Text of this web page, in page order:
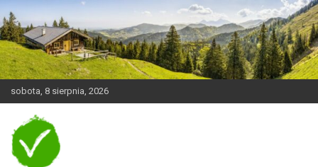
Skip
to
content
sobota, 8 sierpnia, 2026